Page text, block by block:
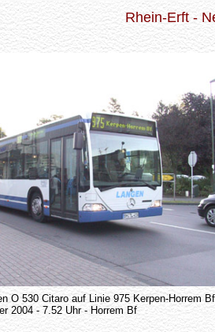
Rhein-Erft -
O 530 Citaro auf Linie 975 Kerpen-Horrem Bf
2004 - 7.52 Uhr - Horrem Bf